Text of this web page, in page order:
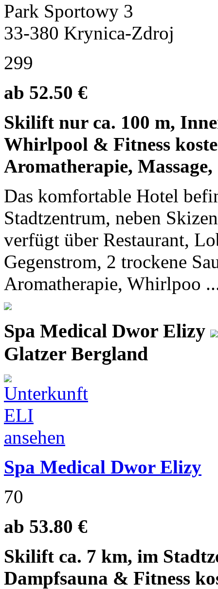
Park Sportowy 3
33-380 Krynica-Zdroj
299
ab 52.50 €
Skilift nur ca. 100 m,
Whirlpool & Fitness
Aromatherapie,
Das komfortable Hotel
Stadtzentrum, neben
verfügt über Restaurant,
Gegenstrom, 2 trockene
Aromatherapie, Whirlpoo
Spa Medical Dwor Elizy
Glatzer Bergland
Spa Medical Dwor Elizy
70
ab 53.80 €
Skilift ca. 7 km, im
Dampfsauna & Fitness